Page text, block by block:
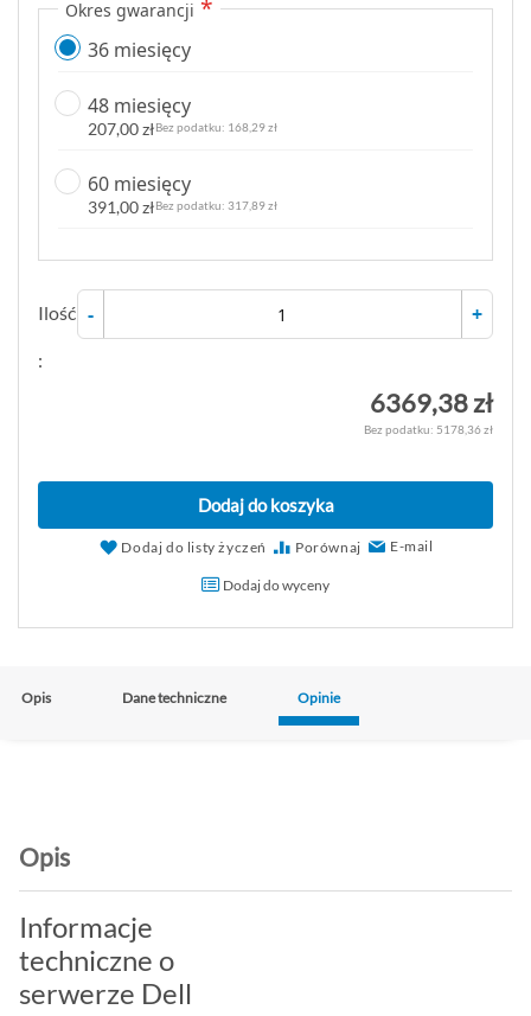
Okres gwarancji
36 miesięcy
48 miesięcy
207,00 zł 168,29 zł
60 miesięcy
391,00 zł 317,89 zł
Ilość
:
- +
6369,38 zł
5178,36 zł
Dodaj do koszyka
Dodaj do listy życzeń Porównaj E-mail
Dodaj do wyceny
Opis Dane techniczne Opinie
Opis
Informacje
techniczne o
serwerze Dell